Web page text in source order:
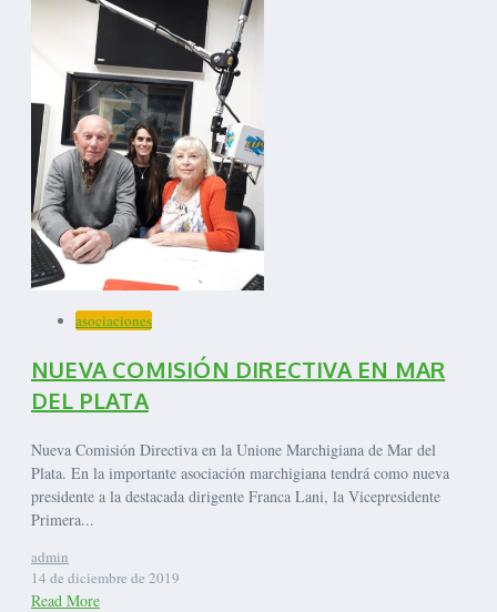
asociaciones
NUEVA COMISIÓN DIRECTIVA EN MAR
DEL PLATA
Nueva Comisión Directiva en la Unione Marchigiana de Mar del
Plata. En la importante asociación marchigiana tendrá como nueva
presidente a la destacada dirigente Franca Lani, la Vicepresidente
Primera...
admin
14 de diciembre de 2019
Read More